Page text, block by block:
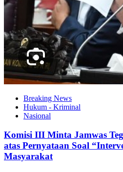
Breaking News
Hukum - Kriminal
Nasional
Komisi III Minta Jamwas
atas Pernyataan Soal
Masyarakat